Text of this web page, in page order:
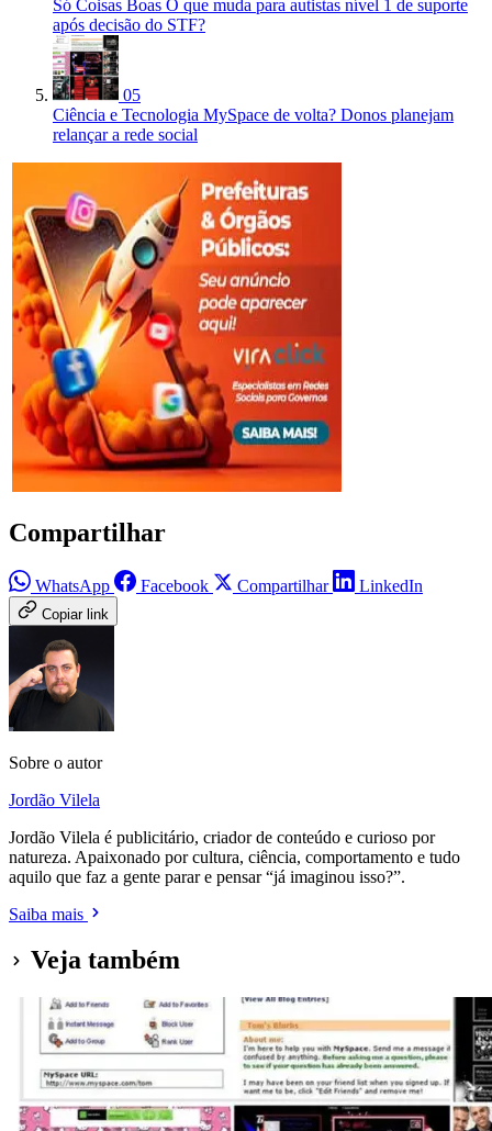
Só Coisas Boas O que muda para autistas nível 1 de suporte
após decisão do STF?
05
Ciência e Tecnologia MySpace de volta? Donos planejam
relançar a rede social
Compartilhar
WhatsApp Facebook Compartilhar LinkedIn
Copiar link
Sobre o autor
Jordão Vilela
Jordão Vilela é publicitário, criador de conteúdo e curioso por
natureza. Apaixonado por cultura, ciência, comportamento e tudo
aquilo que faz a gente parar e pensar “já imaginou isso?”.
Saiba mais
Veja também